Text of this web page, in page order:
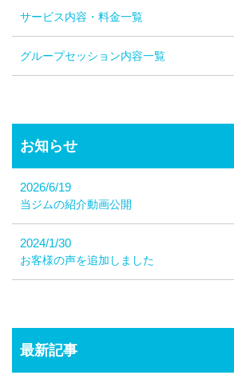
サービス内容・料金一覧
グループセッション内容一覧
お知らせ
2026/6/19
当ジムの紹介動画公開
2024/1/30
お客様の声を追加しました
最新記事